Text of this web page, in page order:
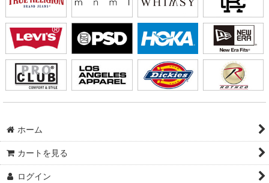
ホーム
カートを見る
ログイン